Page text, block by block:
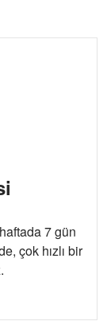
7 gün
çok hızlı bir